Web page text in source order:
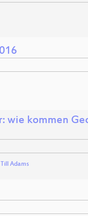
wie kommen
Till Adams